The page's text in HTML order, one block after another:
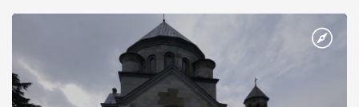
Херсонесі Володимир-язичник, став Василем-християнином.
А потім було Хрещення Русі. На честь Херсонесу Таврійського